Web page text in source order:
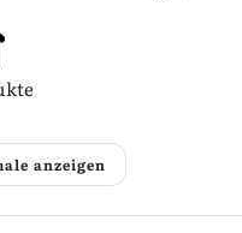
anzeigen